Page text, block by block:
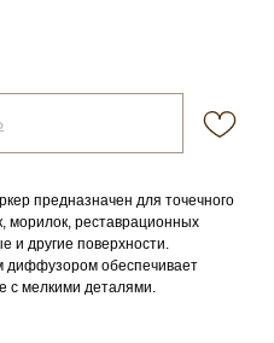
предназначен для точечного
морилок, реставрационных
и другие поверхности.
диффузором обеспечивает
с мелкими деталями.